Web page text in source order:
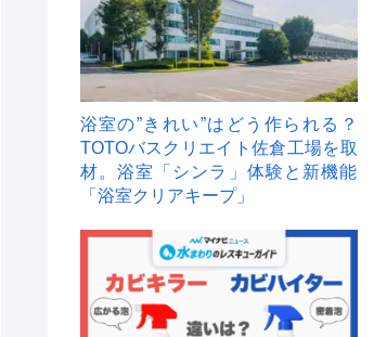
浴室の”きれい”はどう作られる？
TOTOバスクリエイト佐倉工場を取
材。浴室「シンラ」体験と新機能
「浴室クリアキープ」